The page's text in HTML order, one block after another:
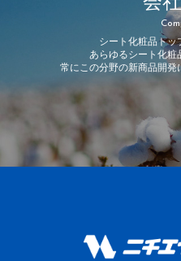
シート化粧品トッ
あらゆるシート化
常にこの分野の新商品開